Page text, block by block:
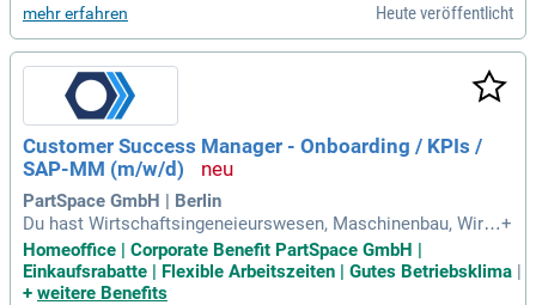
mehr erfahren Heute veröffentlicht
Customer Success Manager - Onboarding / KPIs /
SAP-MM (m/w/d)
PartSpace GmbH | Berlin
Du hast Wirtschaftsingeneieurswesen, Maschinenbau, Wirts
chaftsinformatik studiert oder eine alternative Ausbildung
mit Weiterbildung zum Maschinenbautechniker (m/w/d), Fei
nwerkmechanikermeister (m/w/d) und/oder Betriebswirt
+
Homeoffice | Corporate Benefit PartSpace GmbH |
Einkaufsrabatte | Flexible Arbeitszeiten | Gutes Betriebsklima |
+ weitere Benefits